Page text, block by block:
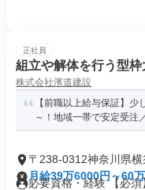
正社員
組立や解体を行う型枠
株式会社濱道建設
【前職以上給与保証】
～！地域一帯で安定受注
〒238-0312神奈川県
月給39万6000円～60
必要資格・経験 【必